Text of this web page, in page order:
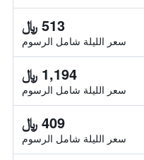
513 ﷼
سعر الليلة شامل الرسوم
1,194 ﷼
سعر الليلة شامل الرسوم
409 ﷼
سعر الليلة شامل الرسوم